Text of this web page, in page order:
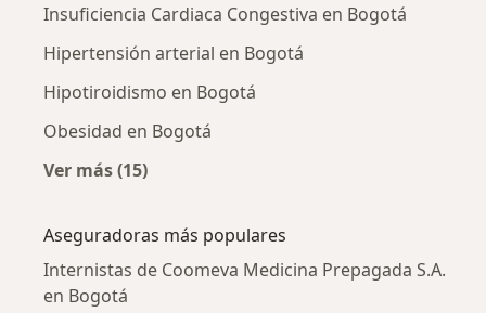
Insuficiencia Cardiaca Congestiva en Bogotá
Hipertensión arterial en Bogotá
Hipotiroidismo en Bogotá
Obesidad en Bogotá
Ver más (15)
Aseguradoras más populares
Internistas de Coomeva Medicina Prepagada S.A.
en Bogotá